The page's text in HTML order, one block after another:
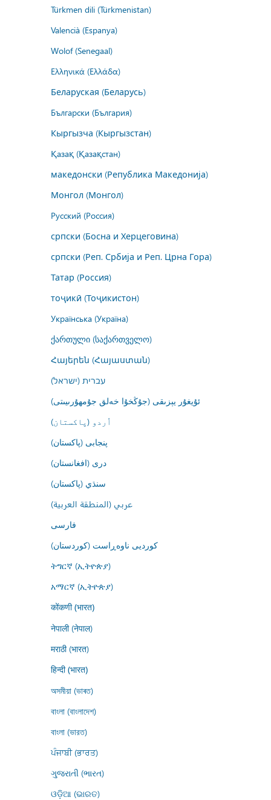
Türkmen dili (Türkmenistan)
Valencià (Espanya)
Wolof (Senegaal)
Ελληνικά (Ελλάδα)
Беларуская (Беларусь)
Български (България)
Кыргызча (Кыргызстан)
Қазақ (Қазақстан)
македонски (Република Македонија)
Монгол (Монгол)
Русский (Россия)
српски (Босна и Херцеговина)
српски (Реп. Србија и Реп. Црна Гора)
Татар (Россия)
тоҷикӣ (Тоҷикистон)
Українська (Україна)
ქართული (საქართველო)
Հայերեն (Հայաստան)
עברית (ישראל)
ئۇيغۇر يېزىقى (جۇڭخۇا خەلق جۇمھۇرىيىتى)
اُردو (پاکستان)
پنجابی (پاکستان)
درى (افغانستان)
سنڌي (پاکستان)
عربي (المنطقة العربية)
فارسى
کوردیی ناوەڕاست (کوردستان)
ትግርኛ (ኢትዮጵያ)
አማርኛ (ኢትዮጵያ)
कोंकणी (भारत)
नेपाली (नेपाल)
मराठी (भारत)
हिन्दी (भारत)
অসমীয়া (ভাৰত)
বাংলা (বাংলাদেশ)
বাংলা (ভারত)
ਪੰਜਾਬੀ (ਭਾਰਤ)
ગુજરાતી (ભારત)
ଓଡ଼ିଆ (ଭାରତ)